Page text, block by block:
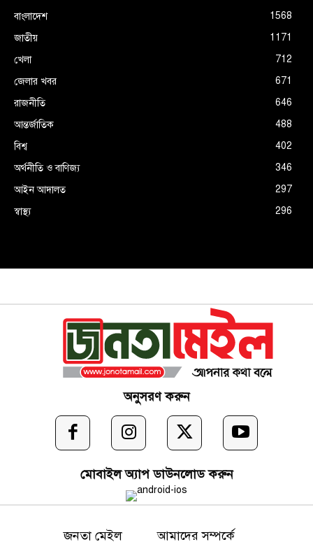
বাংলাদেশ
1568
জাতীয়
1171
খেলা
712
জেলার খবর
671
রাজনীতি
646
আন্তর্জাতিক
488
বিশ্ব
402
অর্থনীতি ও বাণিজ্য
346
আইন আদালত
297
স্বাস্থ্য
296
অনুসরণ করুন
মোবাইল অ্যাপ ডাউনলোড করুন
জনতা মেইল আমাদের সম্পর্কে